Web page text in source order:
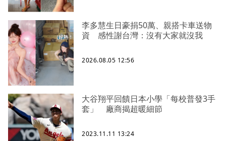
李多慧生日豪捐50萬、親搭卡車送物
資 感性謝台灣：沒有大家就沒我
2026.08.05 12:56
大谷翔平回饋日本小學「每校普發3手
套」 廠商揭超暖細節
2023.11.11 13:24